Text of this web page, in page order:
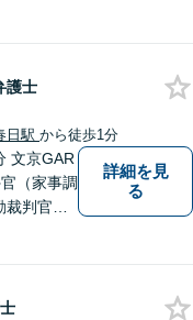
護士
日駅 から徒歩1分
文京GAR
（家事調
判官）
詳細を見
る